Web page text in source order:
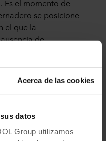
Acerca de las cookies
datos
Group utilizamos
el momento de
se posicione
el que la
de
la norma. Así
destaque en
en el campo